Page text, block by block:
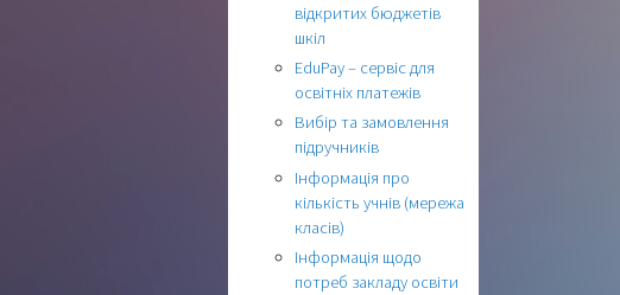
відкритих бюджетів
шкіл
EduPay – сервіс для
освітніх платежів
Вибір та замовлення
підручників
Інформація про
кількість учнів (мережа
класів)
Інформація щодо
потреб закладу освіти